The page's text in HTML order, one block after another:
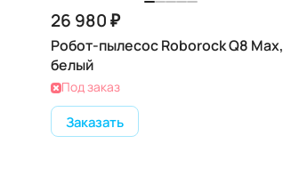
26 980 ₽
Робот-пылесос Roborock Q8 Max,
белый
Под заказ
Заказать